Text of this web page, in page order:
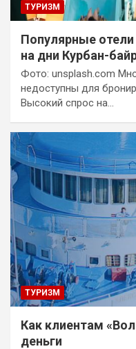
ТУРИЗМ
Популярные отели
на дни Курбан-
Фото: unsplash.com
недоступны для
Высокий спрос на…
ТУРИЗМ
Как клиентам
деньги